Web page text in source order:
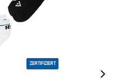
ZERTIFIZIERT